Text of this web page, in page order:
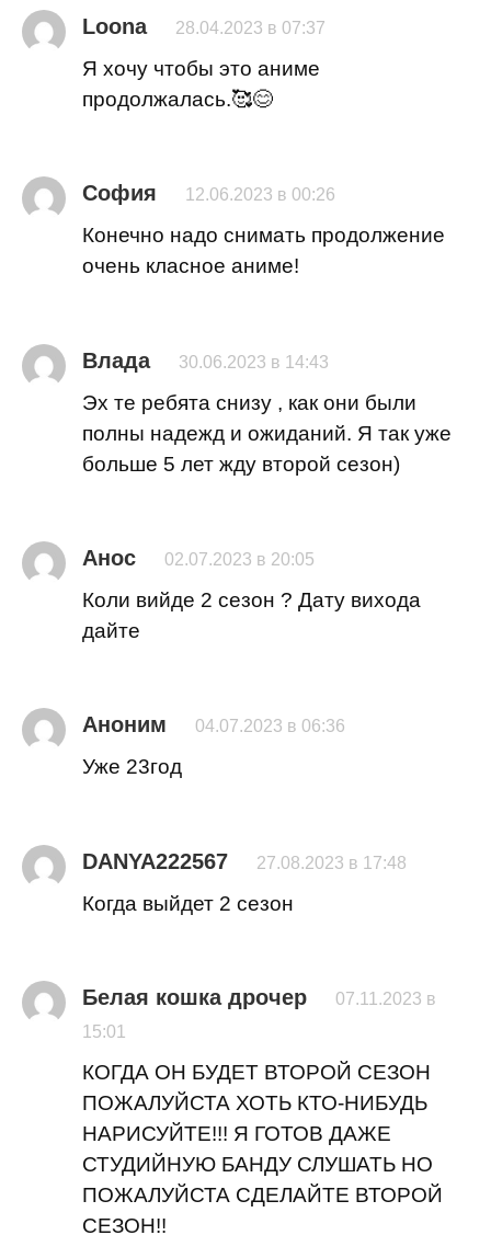
Loona 28.04.2023 в 07:37
Я хочу чтобы это аниме
продолжалась.🥰😊
София 12.06.2023 в 00:26
Конечно надо снимать продолжение
очень класное аниме!
Влада 30.06.2023 в 14:43
Эх те ребята снизу , как они были
полны надежд и ожиданий. Я так уже
больше 5 лет жду второй сезон)
Анос 02.07.2023 в 20:05
Коли вийде 2 сезон ? Дату вихода
дайте
Аноним 04.07.2023 в 06:36
Уже 23год
DANYA222567 27.08.2023 в 17:48
Когда выйдет 2 сезон
Белая кошка дрочер
07.11.2023 в
15:01
КОГДА ОН БУДЕТ ВТОРОЙ СЕЗОН
ПОЖАЛУЙСТА ХОТЬ КТО-НИБУДЬ
НАРИСУЙТЕ!!! Я ГОТОВ ДАЖЕ
СТУДИЙНУЮ БАНДУ СЛУШАТЬ НО
ПОЖАЛУЙСТА СДЕЛАЙТЕ ВТОРОЙ
СЕЗОН!!